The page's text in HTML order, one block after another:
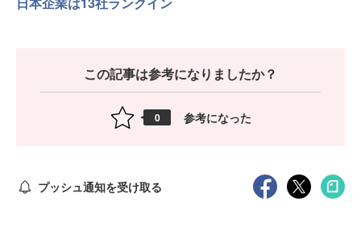
この記事は参考になりましたか？
0 参考になった
プッシュ通知を受け取る